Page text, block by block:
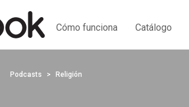
Cómo funciona Catálogo
Podcasts Religión